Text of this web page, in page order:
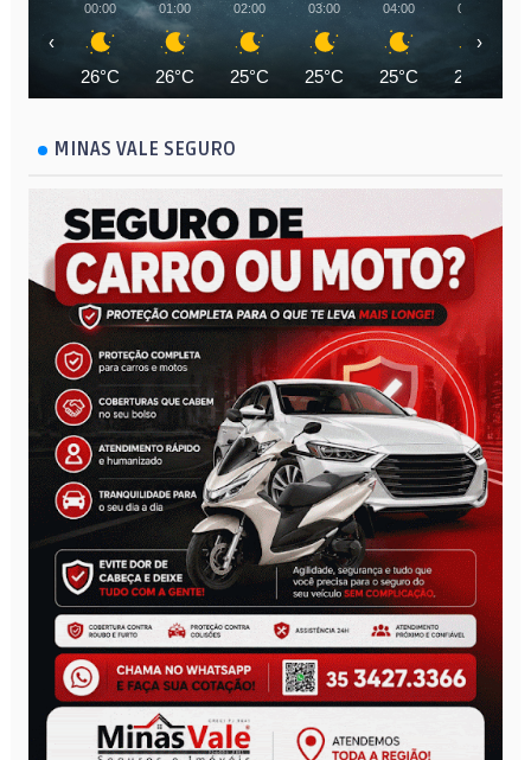
00:00
26°C
01:00
26°C
02:00
25°C
03:00
25°C
04:00
25°C
05:00
24°C
‹ ›
MINAS VALE SEGURO